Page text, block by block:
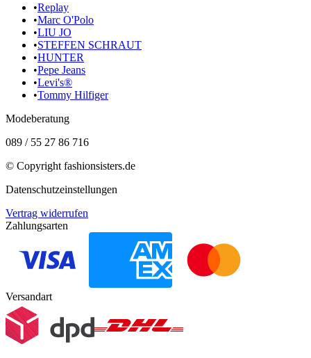
•Replay
•Marc O'Polo
•LIU JO
•STEFFEN SCHRAUT
•HUNTER
•Pepe Jeans
•Levi's®
•Tommy Hilfiger
Modeberatung
089 / 55 27 86 716
© Copyright fashionsisters.de
Datenschutzeinstellungen
Vertrag widerrufen
Zahlungsarten
Versandart